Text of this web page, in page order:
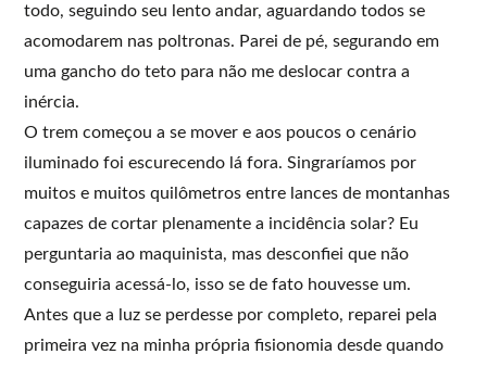
todo, seguindo seu lento andar, aguardando todos se
acomodarem nas poltronas. Parei de pé, segurando em
uma gancho do teto para não me deslocar contra a
inércia.
O trem começou a se mover e aos poucos o cenário
iluminado foi escurecendo lá fora. Singraríamos por
muitos e muitos quilômetros entre lances de montanhas
capazes de cortar plenamente a incidência solar? Eu
perguntaria ao maquinista, mas desconfiei que não
conseguiria acessá-lo, isso se de fato houvesse um.
Antes que a luz se perdesse por completo, reparei pela
primeira vez na minha própria fisionomia desde quando